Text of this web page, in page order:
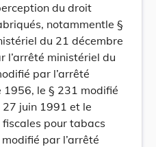
du droit
notammentle §
du 21 décembre
l’arrêté ministériel du
par l’arrêté
le § 231 modifié
27 juin 1991 et le
pour tabacs
par l’arrêté